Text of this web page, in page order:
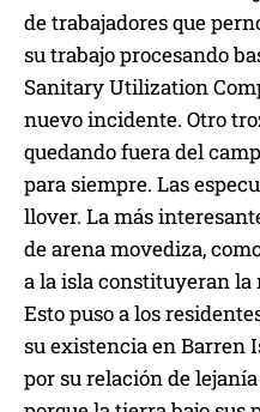
de trabajadores que
su trabajo procesando
Sanitary Utilization
nuevo incidente. Otro
quedando fuera del
para siempre. Las
llover. La más
de arena movediza,
a la isla constituyeran la
Esto puso a los
su existencia en Barren
por su relación de